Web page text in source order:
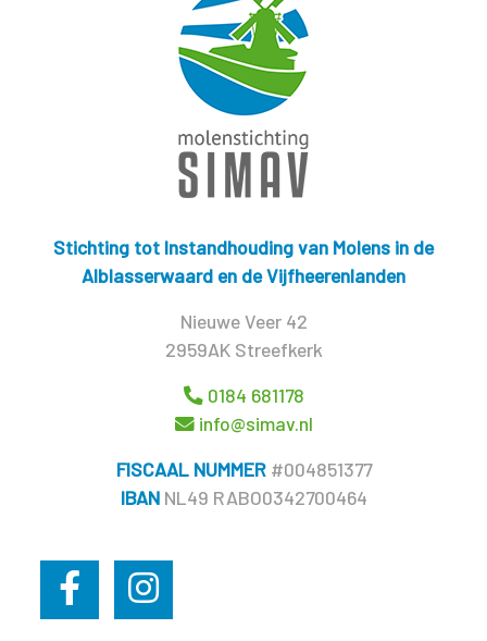
Stichting tot Instandhouding van Molens in de
Alblasserwaard en de Vijfheerenlanden
Nieuwe Veer 42
2959AK Streefkerk
0184 681178
info@simav.nl
FISCAAL NUMMER#004851377
IBAN NL49 RABO0342700464